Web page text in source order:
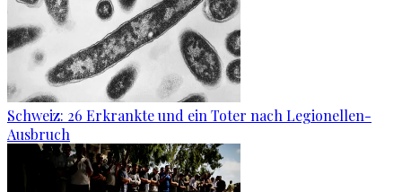
Schweiz: 26 Erkrankte und ein Toter nach Legionellen-
Ausbruch